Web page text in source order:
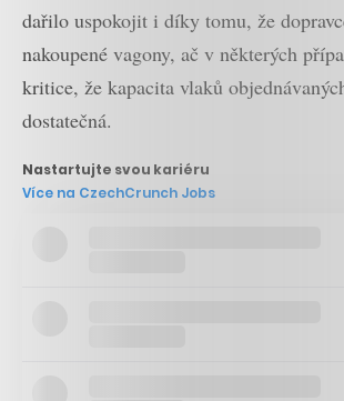
dařilo uspokojit i díky tomu, že
nakoupené vagony, ač v některých
kritice, že kapacita vlaků
dostatečná.
Nastartujte svou kariéru
Více na CzechCrunch Jobs